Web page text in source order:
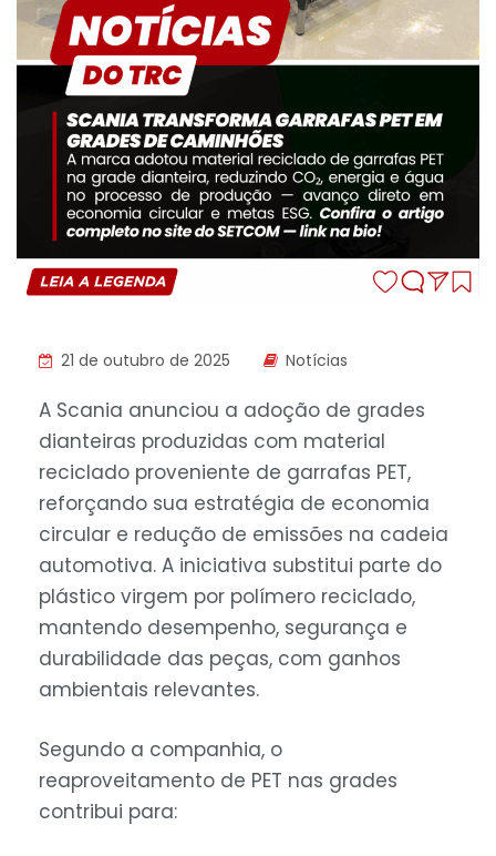
21 de outubro de 2025 Notícias
A Scania anunciou a adoção de grades
dianteiras produzidas com material
reciclado proveniente de garrafas PET,
reforçando sua estratégia de economia
circular e redução de emissões na cadeia
automotiva. A iniciativa substitui parte do
plástico virgem por polímero reciclado,
mantendo desempenho, segurança e
durabilidade das peças, com ganhos
ambientais relevantes.
Segundo a companhia, o
reaproveitamento de PET nas grades
contribui para: